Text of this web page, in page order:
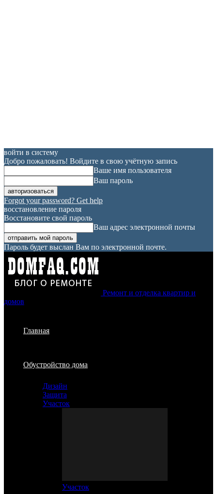
войти в систему
Добро пожаловать! Войдите в свою учётную запись
Ваше имя пользователя
Ваш пароль
Forgot your password? Get help
восстановление пароля
Восстановите свой пароль
Ваш адрес электронной почты
Пароль будет выслан Вам по электронной почте.
Ремонт и отделка квартир и
домов
Главная
Обустройство дома
Дизайн
Защита
Участок
Участок